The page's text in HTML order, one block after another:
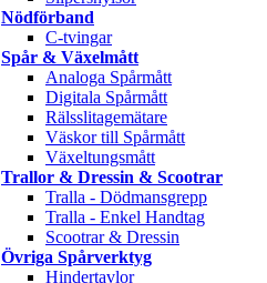
Nödförband
C-tvingar
Spår & Växelmått
Analoga Spårmått
Digitala Spårmått
Rälsslitagemätare
Väskor till Spårmått
Växeltungsmått
Trallor & Dressin & Scootrar
Tralla - Dödmansgrepp
Tralla - Enkel Handtag
Scootrar & Dressin
Övriga Spårverktyg
Hindertavlor